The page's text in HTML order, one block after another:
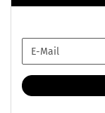
ZUR
ANMELDUNG
E-
Mail